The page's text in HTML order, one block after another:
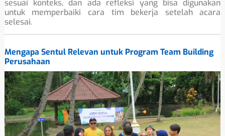
sesuai konteks, dan ada refleksi yang bisa digunakan
untuk memperbaiki cara tim bekerja setelah acara
selesai.
Mengapa Sentul Relevan untuk Program Team Building
Perusahaan